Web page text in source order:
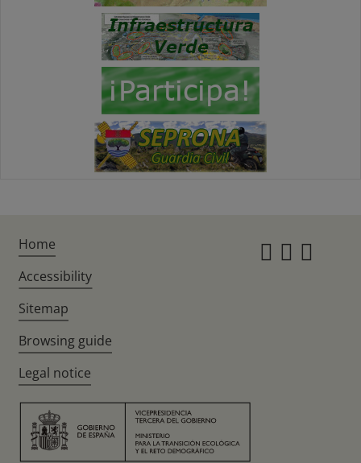
Home
Accessibility
Sitemap
Browsing guide
Legal notice